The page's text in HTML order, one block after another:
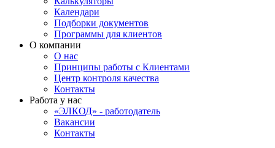
Календари
Подборки документов
Программы для клиентов
О компании
О нас
Принципы работы с Клиентами
Центр контроля качества
Контакты
Работа у нас
«ЭЛКОД» - работодатель
Вакансии
Контакты